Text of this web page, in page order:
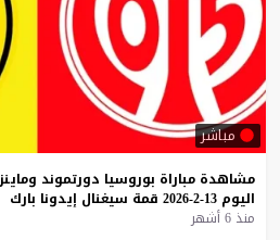
مباشر
مشاهدة مباراة بوروسيا دورتموند
اليوم 13-2-2026 قمة سيغنال إيدونا بارك
منذ 6 أشهر